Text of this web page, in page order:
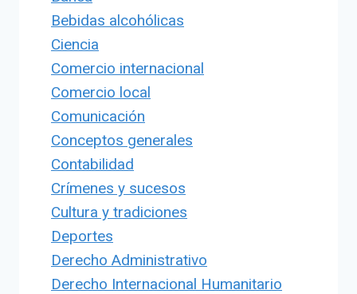
Bebidas alcohólicas
Ciencia
Comercio internacional
Comercio local
Comunicación
Conceptos generales
Contabilidad
Crímenes y sucesos
Cultura y tradiciones
Deportes
Derecho Administrativo
Derecho Internacional Humanitario